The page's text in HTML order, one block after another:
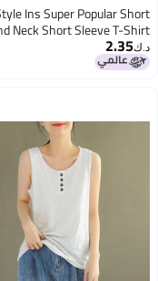
Ins Super Popular Short
Neck Short Sleeve T-Shirt
Summer Solid Color Slim
High Waist Navel Top
د.ك‏2.35